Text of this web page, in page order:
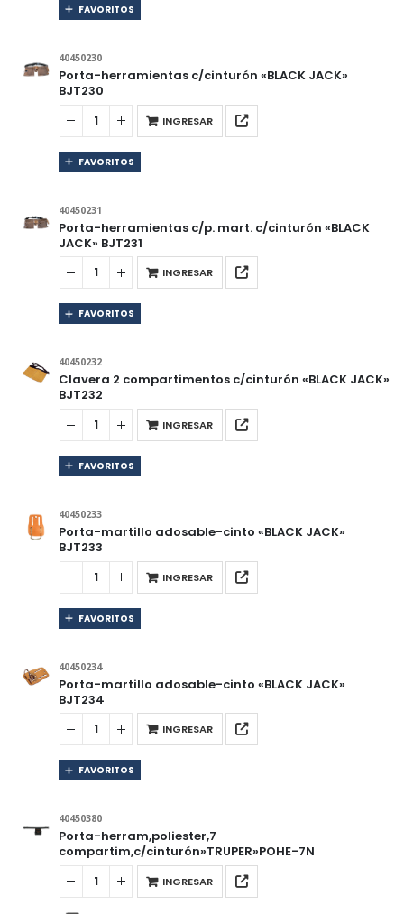
FAVORITOS
40450230
Porta-herramientas c/cinturón «BLACK JACK»
BJT230
INGRESAR
FAVORITOS
40450231
Porta-herramientas c/p. mart. c/cinturón «BLACK
JACK» BJT231
INGRESAR
FAVORITOS
40450232
Clavera 2 compartimentos c/cinturón «BLACK JACK»
BJT232
INGRESAR
FAVORITOS
40450233
Porta-martillo adosable-cinto «BLACK JACK»
BJT233
INGRESAR
FAVORITOS
40450234
Porta-martillo adosable-cinto «BLACK JACK»
BJT234
INGRESAR
FAVORITOS
40450380
Porta-herram,poliester,7
compartim,c/cinturón»TRUPER»POHE-7N
INGRESAR